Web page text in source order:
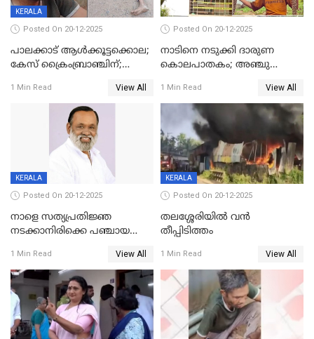
KERALA
Posted On 20-12-2025
പാലക്കാട് ആൾക്കൂട്ടക്കൊല;
കേസ് ക്രൈംബ്രാഞ്ചിന്;
അന്വേഷിക്കും
1 Min Read View All
Posted On 20-12-2025
നാടിനെ നടുക്കി ദാരുണ
കൊലപാതകം; അഞ്ചു
കഴുത്തുഞെരിച്ച് കൊന്നു
1 Min Read View All
KERALA
Posted On 20-12-2025
നാളെ സത്യപ്രതിജ്ഞ
നടക്കാനിരിക്കെ പഞ്ചായത്ത്
1 Min Read View All
KERALA
Posted On 20-12-2025
തലശ്ശേരിയിൽ വൻ
തീപ്പിടിത്തം
1 Min Read View All